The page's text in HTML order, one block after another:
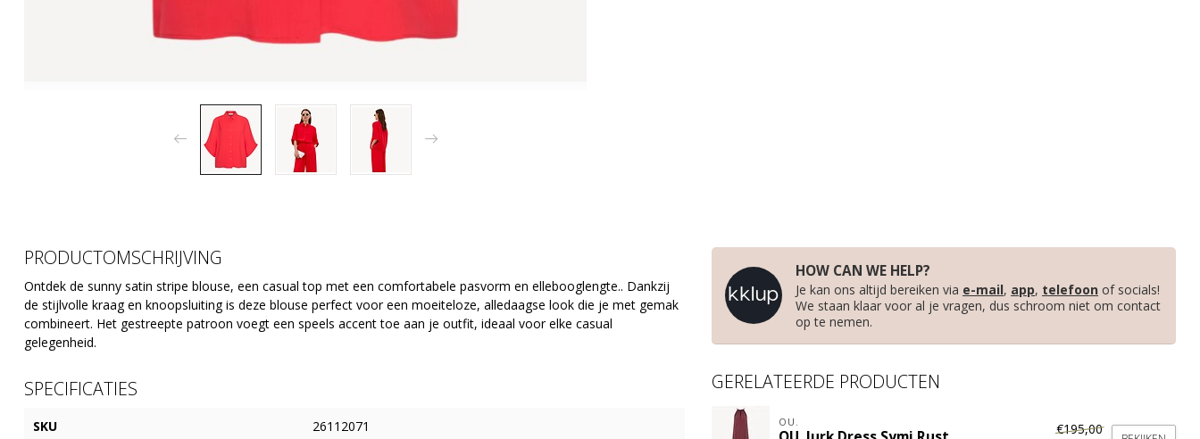
PRODUCTOMSCHRIJVING
Ontdek de sunny satin stripe blouse, een casual top met een comfortabele pasvorm en ellebooglengte.. Dankzij
de stijlvolle kraag en knoopsluiting is deze blouse perfect voor een moeiteloze, alledaagse look die je met gemak
combineert. Het gestreepte patroon voegt een speels accent toe aan je outfit, ideaal voor elke casual
gelegenheid.
SPECIFICATIES
SKU 26112071
HOW CAN WE HELP?
Je kan ons altijd bereiken via e-mail, app, telefoon of socials!
We staan klaar voor al je vragen, dus schroom niet om contact
op te nemen.
GERELATEERDE PRODUCTEN
OU.
€195,00